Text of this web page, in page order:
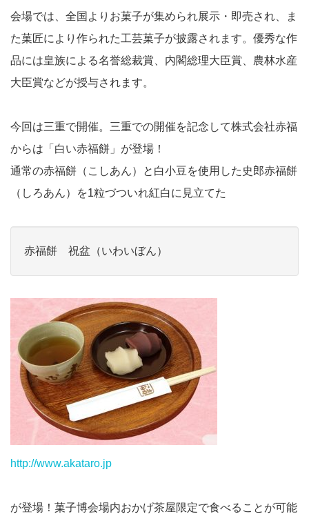
会場では、全国よりお菓子が集められ展示・即売され、ま
た菓匠により作られた工芸菓子が披露されます。優秀な作
品には皇族による名誉総裁賞、内閣総理大臣賞、農林水産
大臣賞などが授与されます。
今回は三重で開催。三重での開催を記念して株式会社赤福
からは「白い赤福餅」が登場！
通常の赤福餅（こしあん）と白小豆を使用した史郎赤福餅
（しろあん）を1粒づついれ紅白に見立てた
赤福餅 祝盆（いわいぼん）
http://www.akataro.jp
が登場！菓子博会場内おかげ茶屋限定で食べることが可能